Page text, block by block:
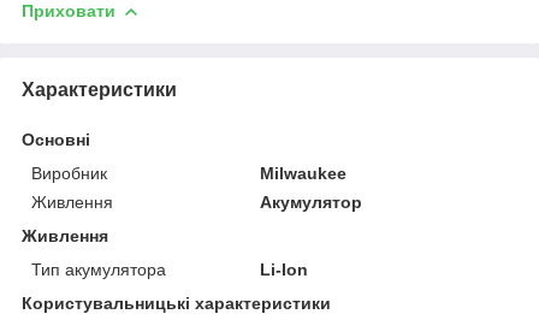
Приховати
Характеристики
Основні
Виробник
Milwaukee
Живлення
Акумулятор
Живлення
Тип акумулятора
Li-Ion
Користувальницькі характеристики